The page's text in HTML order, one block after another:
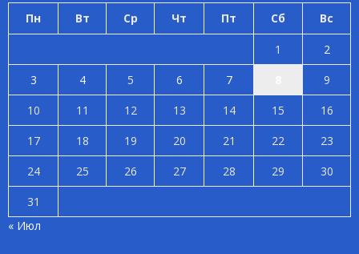
Пн Вт Ср Чт Пт Сб Вс
1
2
3
4 5 6 7
9
10
11 12 13 14 15
16
17
18 19 20 21 22
23
24
25 26 27 28 29
30
31
« Июл